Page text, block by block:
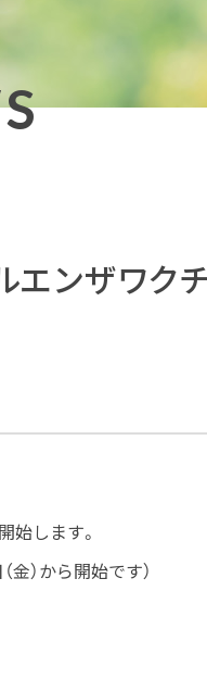
エンザワク
始します。
）から開始です）